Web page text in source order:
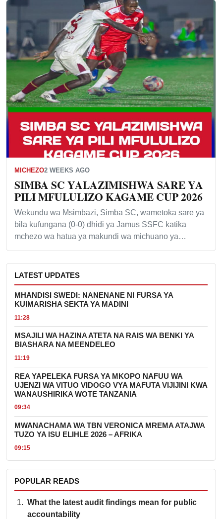
MICHEZO2 WEEKS AGO
SIMBA SC YALAZIMISHWA SARE YA
PILI MFULULIZO KAGAME CUP 2026
Wekundu wa Msimbazi, Simba SC, wametoka sare ya
bila kufungana (0-0) dhidi ya Jamus SSFC katika
mchezo wa hatua ya makundi wa michuano ya…
LATEST UPDATES
MHANDISI SWEDI: NANENANE NI FURSA YA
KUIMARISHA SEKTA YA MADINI
11:28
MSAJILI WA HAZINA ATETA NA RAIS WA BENKI YA
BIASHARA NA MEENDELEO
11:19
REA YAPELEKA FURSA YA MKOPO NAFUU WA
UJENZI WA VITUO VIDOGO VYA MAFUTA VIJIJINI KWA
WANAUSHIRIKA WOTE TANZANIA
09:34
MWANACHAMA WA TBN VERONICA MREMA ATAJWA
TUZO YA ISU ELIHLE 2026 – AFRIKA
09:15
POPULAR READS
What the latest audit findings mean for public
accountability